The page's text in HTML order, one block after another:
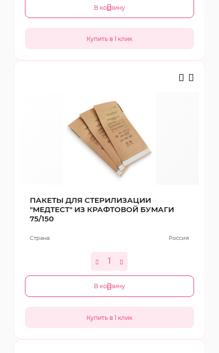
В корзину
ПАКЕТЫ ДЛЯ СТЕРИЛИЗАЦИИ
"МЕДТЕСТ" ИЗ КРАФТОВОЙ БУМАГИ
75/150
Страна: Россия
В корзину